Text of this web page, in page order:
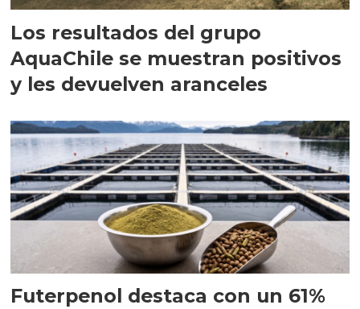
Los resultados del grupo
AquaChile se muestran positivos
y les devuelven aranceles
Futerpenol destaca con un 61%